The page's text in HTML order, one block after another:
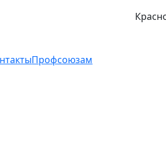
Профсоюзам